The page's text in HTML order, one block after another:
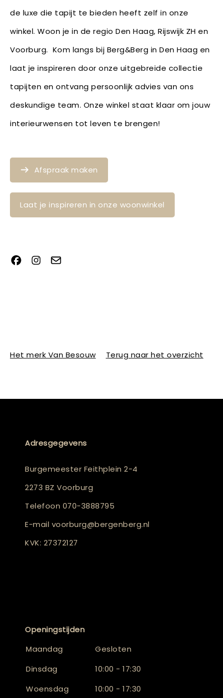
de luxe die tapijt te bieden heeft zelf in onze
winkel. Woon je in de regio Den Haag, Rijswijk ZH en
Voorburg. Kom langs bij Berg&Berg in Den Haag en
laat je inspireren door onze uitgebreide collectie
tapijten en ontvang persoonlijk advies van ons
deskundige team. Onze winkel staat klaar om jouw
interieurwensen tot leven te brengen!
Afspraak maken
Laat je inspireren in onze woonwinkel
Het merk Van Besouw Terug naar het overzicht
Adresgegevens
Burgemeester Feithplein 2-4
2273 BZ Voorburg
Telefoon 070-3888795
E-mail voorburg@bergenberg.nl
KVK: 27372127
Openingstijden
Maandag
Gesloten
Dinsdag
10:00 - 17:30
Woensdag
10:00 - 17:30